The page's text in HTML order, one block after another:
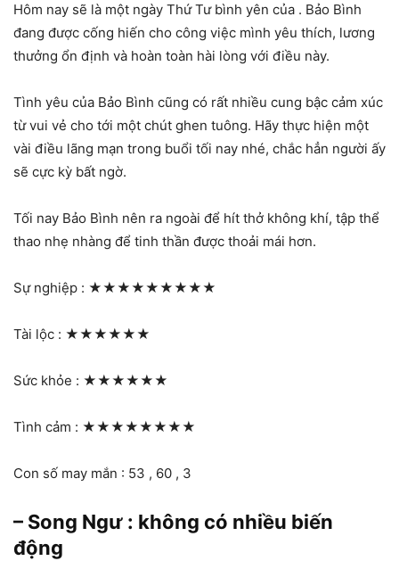
Hôm nay sẽ là một ngày Thứ Tư bình yên của . Bảo Bình
đang được cống hiến cho công việc mình yêu thích, lương
thưởng ổn định và hoàn toàn hài lòng với điều này.
Tình yêu của Bảo Bình cũng có rất nhiều cung bậc cảm xúc
từ vui vẻ cho tới một chút ghen tuông. Hãy thực hiện một
vài điều lãng mạn trong buổi tối nay nhé, chắc hẳn người ấy
sẽ cực kỳ bất ngờ.
Tối nay Bảo Bình nên ra ngoài để hít thở không khí, tập thể
thao nhẹ nhàng để tinh thần được thoải mái hơn.
Sự nghiệp : ★★★★★★★★★
Tài lộc : ★★★★★★
Sức khỏe : ★★★★★★
Tình cảm : ★★★★★★★★
Con số may mắn : 53 , 60 , 3
– Song Ngư : không có nhiều biến
động